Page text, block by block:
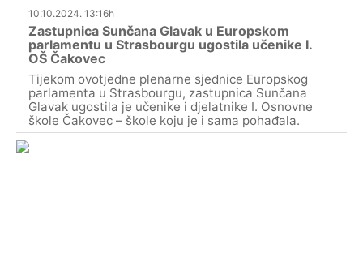
10.10.2024. 13:16h
Zastupnica Sunčana Glavak u Europskom
parlamentu u Strasbourgu ugostila učenike I.
OŠ Čakovec
Tijekom ovotjedne plenarne sjednice Europskog
parlamenta u Strasbourgu, zastupnica Sunčana
Glavak ugostila je učenike i djelatnike I. Osnovne
škole Čakovec – škole koju je i sama pohađala.